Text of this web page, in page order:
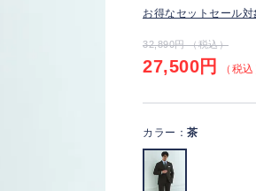
お得なセットセール対
32,890円 （税込）
27,500円 （税
カラー： 茶